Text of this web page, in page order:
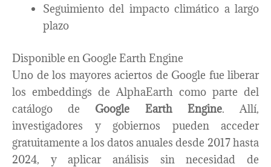
Seguimiento del impacto climático a largo
plazo
Disponible en Google Earth Engine
Uno de los mayores aciertos de Google fue liberar
los embeddings de AlphaEarth como parte del
catálogo de Google Earth Engine. Allí,
investigadores y gobiernos pueden acceder
gratuitamente a los datos anuales desde 2017 hasta
2024, y aplicar análisis sin necesidad de